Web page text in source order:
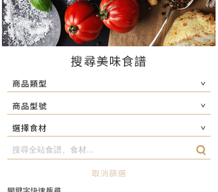
搜尋美味食譜
商品類型
商品型號
選擇食材
取消篩選